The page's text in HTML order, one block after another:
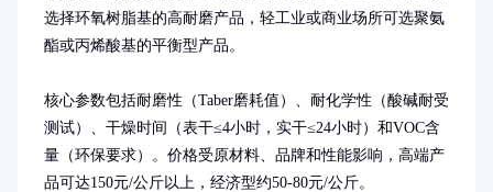
选择环氧树脂基的高耐磨产品，轻工业或商业场所可选聚氨
酯或丙烯酸基的平衡型产品。
核心参数包括耐磨性（Taber磨耗值）、耐化学性（酸碱耐受
测试）、干燥时间（表干≤4小时，实干≤24小时）和VOC含
量（环保要求）。价格受原材料、品牌和性能影响，高端产
品可达150元/公斤以上，经济型约50-80元/公斤。